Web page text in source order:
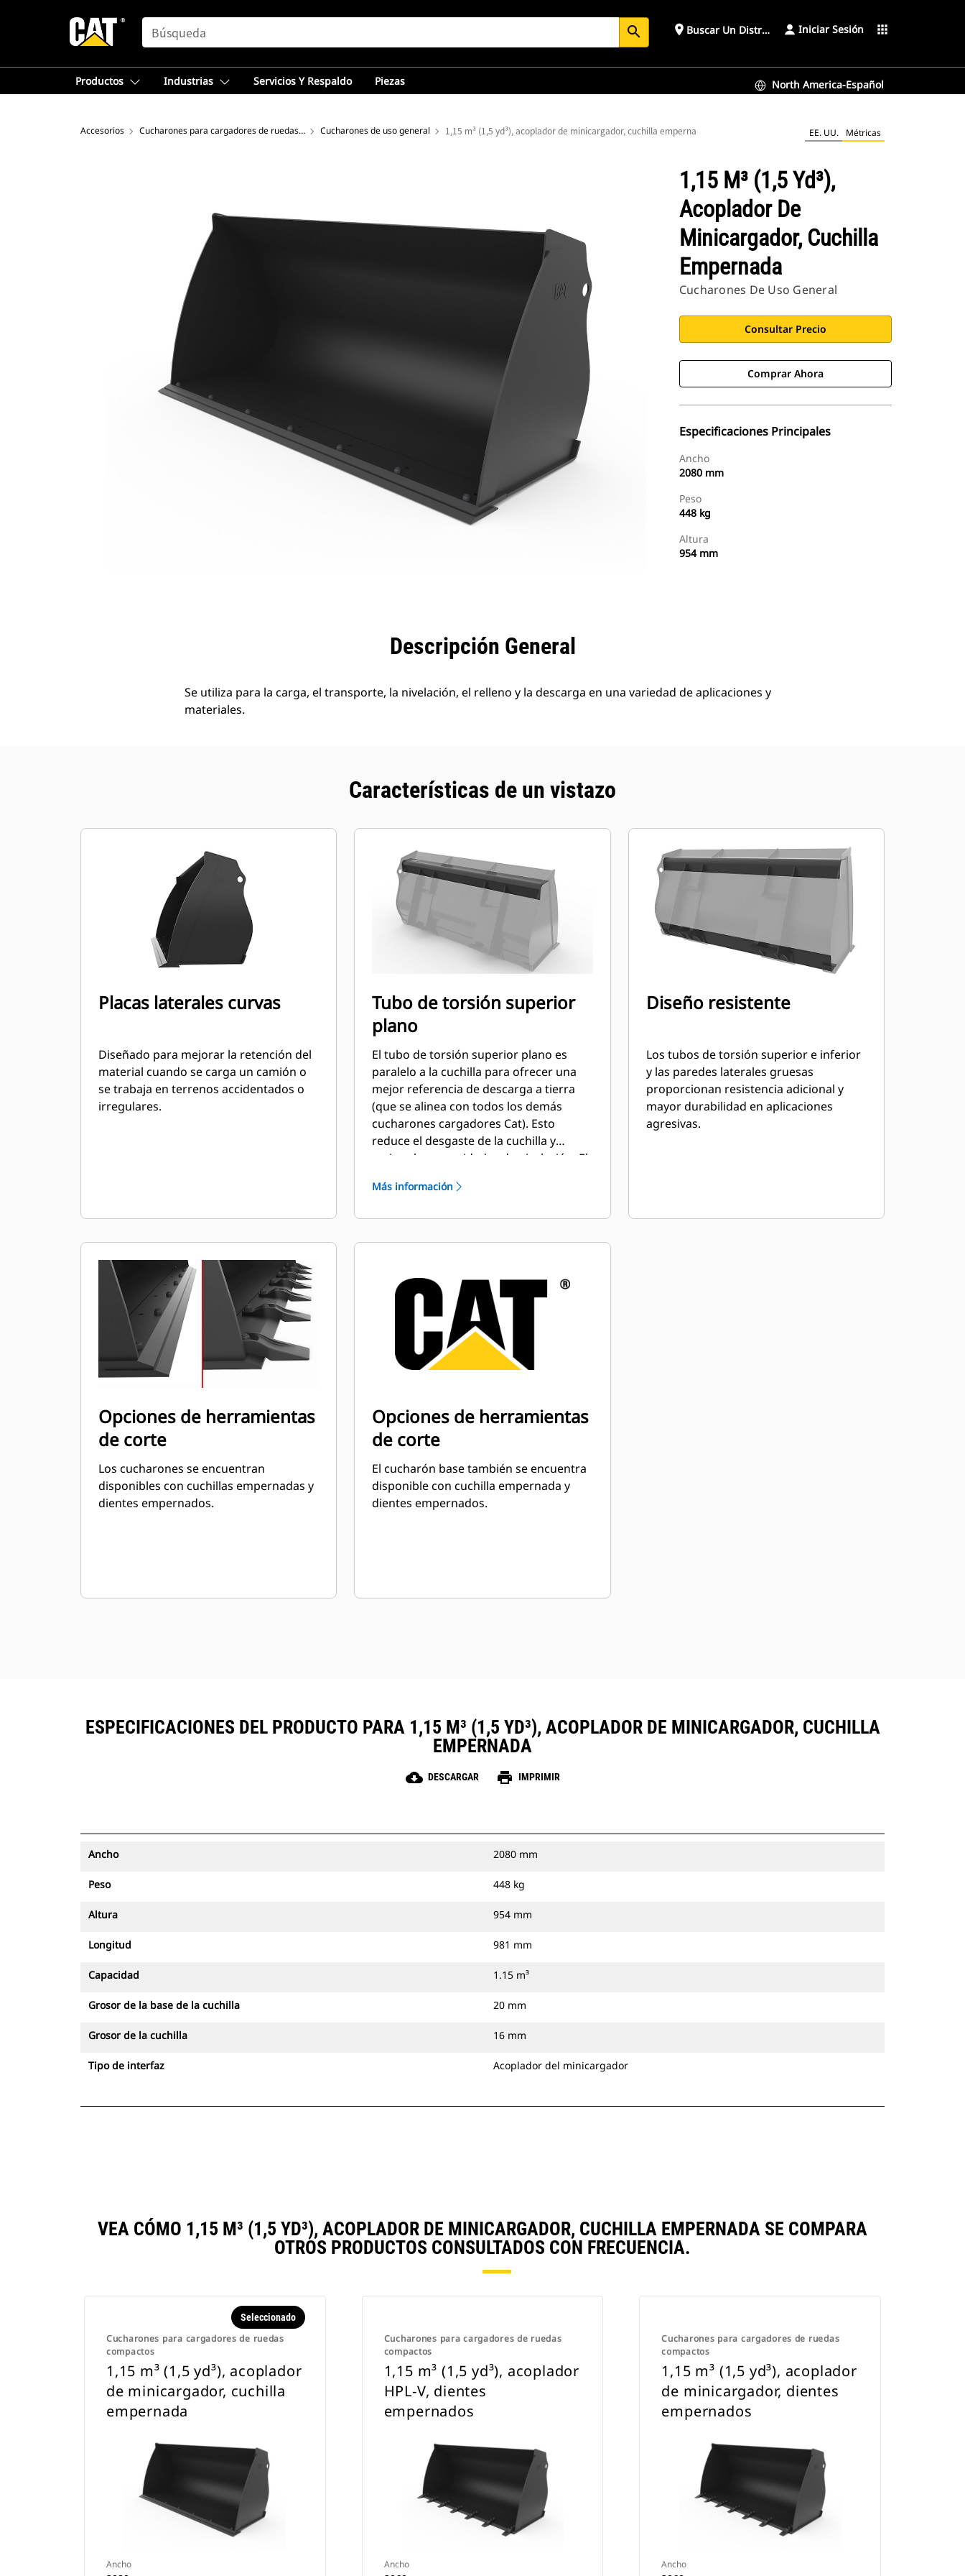
SEARCH search place Buscar Un Distribuidor Iniciar Sesión apps
Productos Industrias Servicios Y Respaldo Piezas North America-Español
Accesorios Cucharones para cargadores de ruedas compactos Cucharones de uso general 1,15 m³ (1,5 yd³), acoplador de minicargador, cuchilla empernada EE. UU. Métricas
1,15 M³ (1,5 Yd³),
Acoplador De
Minicargador, Cuchilla
Empernada
Cucharones De Uso General
Consultar Precio
Comprar Ahora
Especificaciones Principales
Ancho
2080 mm
Peso
448 kg
Altura
954 mm
Descripción General
Se utiliza para la carga, el transporte, la nivelación, el relleno y la descarga en una variedad de aplicaciones y
materiales.
Características de un vistazo
Placas laterales curvas
Diseñado para mejorar la retención del
material cuando se carga un camión o
se trabaja en terrenos accidentados o
irregulares.
Tubo de torsión superior
plano
El tubo de torsión superior plano es
paralelo a la cuchilla para ofrecer una
mejor referencia de descarga a tierra
(que se alinea con todos los demás
cucharones cargadores Cat). Esto
reduce el desgaste de la cuchilla y
mejora las capacidades de nivelación. El
ser más fácil de medir desde el interior
Más información
Diseño resistente
Los tubos de torsión superior e inferior
y las paredes laterales gruesas
proporcionan resistencia adicional y
mayor durabilidad en aplicaciones
agresivas.
Opciones de herramientas
de corte
Los cucharones se encuentran
disponibles con cuchillas empernadas y
dientes empernados.
Opciones de herramientas
de corte
El cucharón base también se encuentra
disponible con cuchilla empernada y
dientes empernados.
ESPECIFICACIONES DEL PRODUCTO PARA 1,15 M³ (1,5 YD³), ACOPLADOR DE MINICARGADOR, CUCHILLA
EMPERNADA
cloud_download DESCARGAR print IMPRIMIR
Ancho 2080 mm
Peso 448 kg
Altura 954 mm
Longitud 981 mm
Capacidad 1.15 m³
Grosor de la base de la cuchilla 20 mm
Grosor de la cuchilla 16 mm
Tipo de interfaz Acoplador del minicargador
VEA CÓMO 1,15 M³ (1,5 YD³), ACOPLADOR DE MINICARGADOR, CUCHILLA EMPERNADA SE COMPARA
OTROS PRODUCTOS CONSULTADOS CON FRECUENCIA.
Cucharones para cargadores de ruedas
compactos
Seleccionado
1,15 m³ (1,5 yd³), acoplador
de minicargador, cuchilla
empernada
Ancho
Cucharones para cargadores de ruedas
compactos
1,15 m³ (1,5 yd³), acoplador
HPL-V, dientes
empernados
Ancho
Cucharones para cargadores de ruedas
compactos
1,15 m³ (1,5 yd³), acoplador
de minicargador, dientes
empernados
Ancho